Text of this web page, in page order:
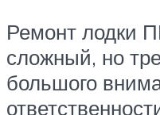
Ремонт лодки
сложный, но
большого